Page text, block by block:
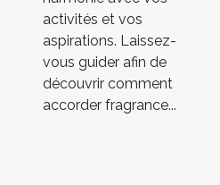
activités et vos
aspirations. Laissez-
vous guider afin de
découvrir comment
accorder fragrance...